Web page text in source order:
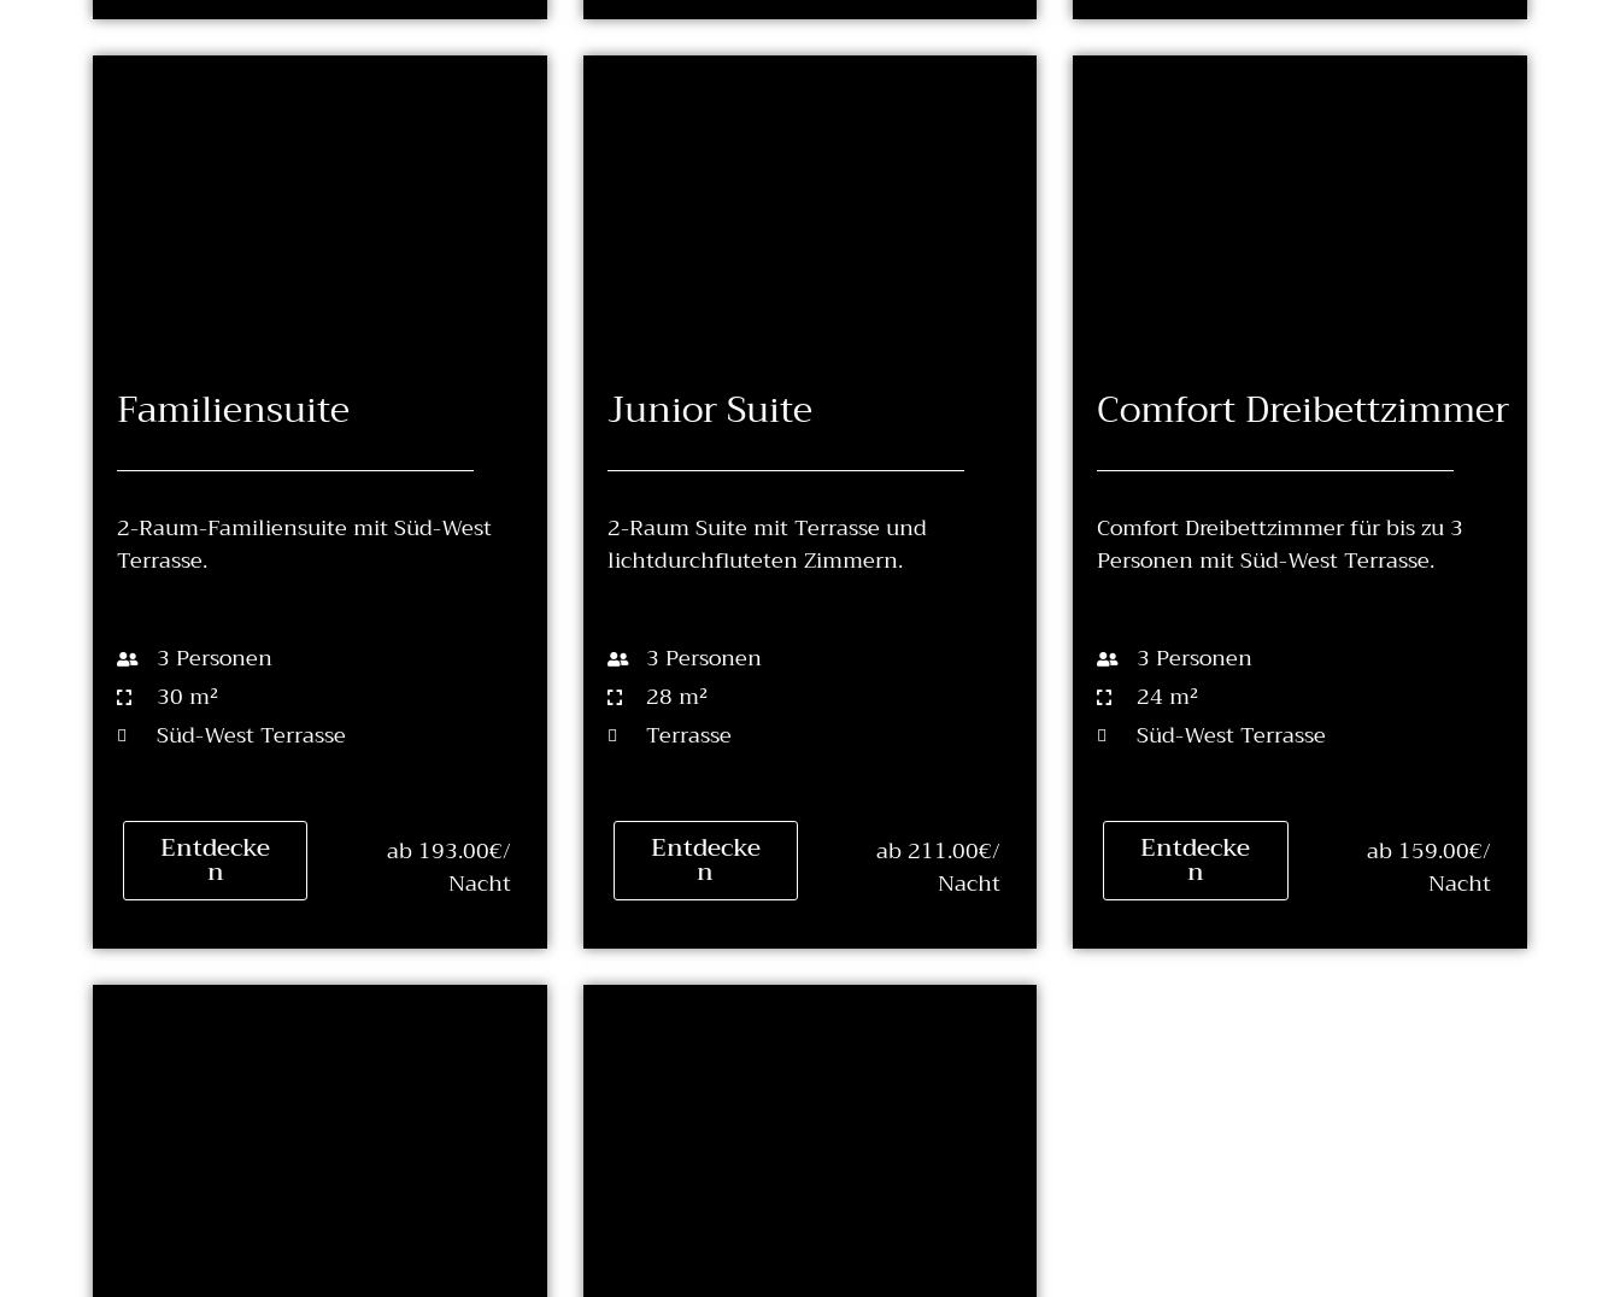
Familiensuite
2-Raum-Familiensuite mit Süd-West
Terrasse.
3 Personen
30 m²
Süd-West Terrasse
Entdecke
n
ab 193.00€/
Nacht
Junior Suite
2-Raum Suite mit Terrasse und
lichtdurchfluteten Zimmern.
3 Personen
28 m²
Terrasse
Entdecke
n
ab 211.00€/
Nacht
Comfort Dreibettzimmer
Comfort Dreibettzimmer für bis zu 3
Personen mit Süd-West Terrasse.
3 Personen
24 m²
Süd-West Terrasse
Entdecke
n
ab 159.00€/
Nacht